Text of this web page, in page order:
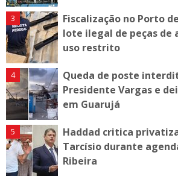
Fiscalização no Porto
lote ilegal de peças de
uso restrito
Queda de poste
Presidente Vargas e
em Guarujá
Haddad critica
Tarcísio durante
Ribeira